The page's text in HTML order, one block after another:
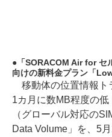
「SORACOM Air for セ
向けの新料金プラン「
移動体の位置情報ト
1カ月に数MB程度の
（グローバル対応の
Data Volume」を、5